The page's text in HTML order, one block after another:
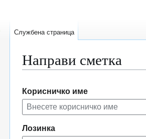
Направи сметка
на
прегледникот
на
пребарувањето
Корисничко име
Лозинка
Службена страница